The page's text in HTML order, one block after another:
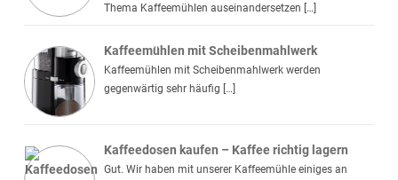
Thema Kaffeemühlen auseinandersetzen […]
Kaffeemühlen mit Scheibenmahlwerk
Kaffeemühlen mit Scheibenmahlwerk werden
gegenwärtig sehr häufig […]
Kaffeedosen kaufen – Kaffee richtig lagern
Gut. Wir haben mit unserer Kaffeemühle einiges an